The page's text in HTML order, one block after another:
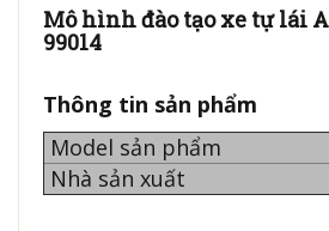
Mô hình đào tạo xe tự lái
99014
Thông tin sản phẩm
Model sản phẩm
Nhà sản xuất